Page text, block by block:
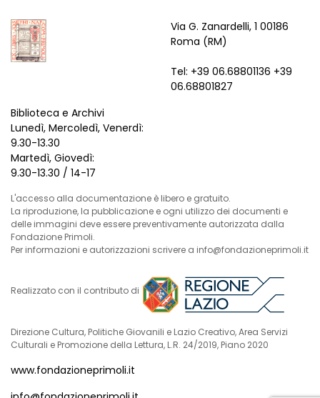
Via G. Zanardelli, 1 00186
Roma (RM)
Tel: +39 06.68801136 +39
06.68801827
Biblioteca e Archivi
Lunedì, Mercoledì, Venerdì:
9.30-13.30
Martedì, Giovedì:
9.30-13.30 / 14-17
L'accesso alla documentazione è libero e gratuito.
La riproduzione, la pubblicazione e ogni utilizzo dei documenti e
delle immagini deve essere preventivamente autorizzata dalla
Fondazione Primoli.
Per informazioni e autorizzazioni scrivere a info@fondazioneprimoli.it
Realizzato con il contributo di
Direzione Cultura, Politiche Giovanili e Lazio Creativo, Area Servizi
Culturali e Promozione della Lettura, L.R. 24/2019, Piano 2020
www.fondazioneprimoli.it